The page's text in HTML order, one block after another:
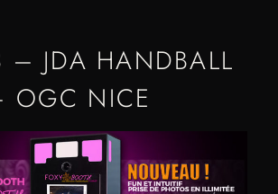
– JDA HANDBALL
OGC NICE